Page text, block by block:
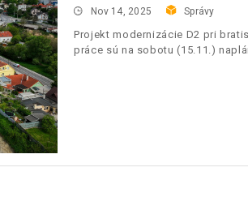
Nov 14, 2025 Správy
Projekt modernizácie D2 pri
práce sú na sobotu (15.11.)